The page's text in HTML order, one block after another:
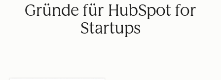
Gründe für HubSpot for
Startups